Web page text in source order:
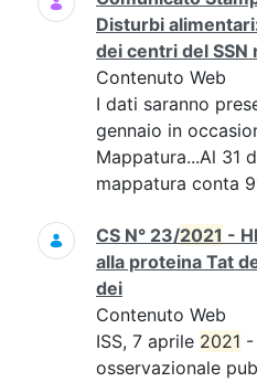
Disturbi
dei centri del SSN
Contenuto Web
I dati saranno
gennaio in
Mappatura...Al 31
mappatura conta
CS N° 23/2021 -
alla proteina Tat
dei
Contenuto Web
ISS, 7 aprile 2021 -
osservazionale